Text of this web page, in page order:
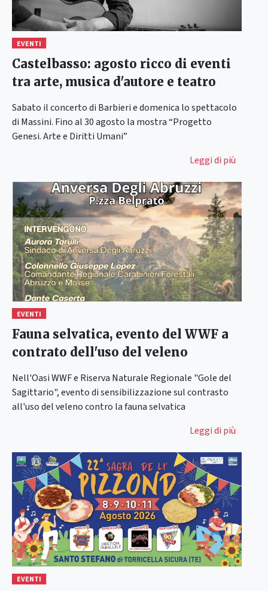
EVENTI
Castelbasso: agosto ricco di eventi
tra arte, musica d'autore e teatro
Sabato il concerto di Barbieri e domenica lo spettacolo
di Massini. Fino al 30 agosto la mostra “Progetto
Genesi. Arte e Diritti Umani”
Leggi di più
EVENTI
Fauna selvatica, evento del WWF a
contrato dell'uso del veleno
Nell'Oasi WWF e Riserva Naturale Regionale "Gole del
Sagittario", evento di sensibilizzazione sul contrasto
all'uso del veleno contro la fauna selvatica
Leggi di più
EVENTI